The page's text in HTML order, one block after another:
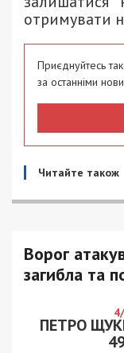
отримувати
Приєднуйтесь
за останніми
Читайте також
Ворог
загибла та
ПЕТРО